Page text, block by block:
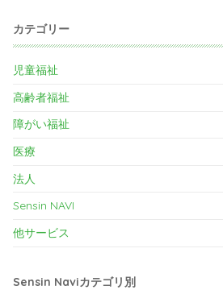
カテゴリー
児童福祉
高齢者福祉
障がい福祉
医療
法人
Sensin NAVI
他サービス
Sensin Naviカテゴリ別